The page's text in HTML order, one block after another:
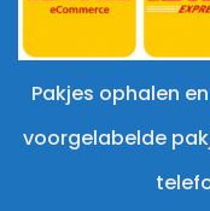
Pakjes ophalen
voorgelabelde